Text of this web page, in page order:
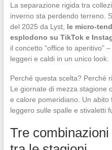
La separazione rigida tra
inverno sta perdendo terreno.
del 2025 da Lyst, le micro-
esplodono su TikTok e
il concetto “office to aperitivo”
leggeri e caldi in un unico look.
Perché questa scelta? Perché
Le giornate di mezza stagione
e calore pomeridiano. Un
leggero sulle spalle e stivaletti
Tre